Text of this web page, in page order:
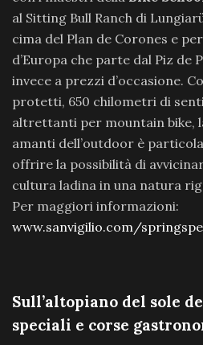
al Sitting Bull Ranch di
cima del Plan de Corones e
d’Europa che parte dal Piz de
invece a prezzi d’occasione.
protetti, 650 chilometri di
altrettanti per mountain bike,
amanti dell’outdoor è
offrire la possibilità di
cultura ladina in una natura
Per maggiori informazioni:
www.sanvigilio.com/
Sull’altopiano del sole
speciali e corse